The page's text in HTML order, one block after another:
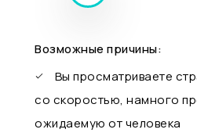
Возможные причины:
Вы просматриваете
со скоростью, намного
ожидаемую от человека